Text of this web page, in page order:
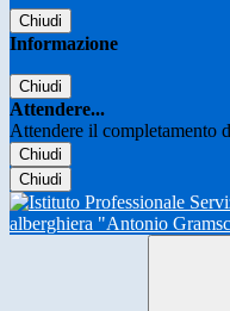
Chiudi
Informazione
Chiudi
Attendere...
Attendere il completamento
Chiudi
Chiudi